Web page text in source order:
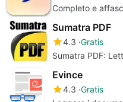
Completo e
Sumatra PDF
4.3 Gratis
Sumatra PDF:
Evince
4.3 Gratis